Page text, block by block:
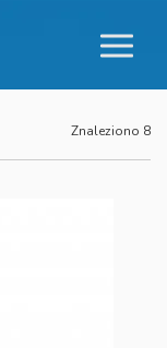
Znaleziono 8